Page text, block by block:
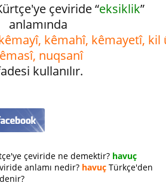
çeviride “eksiklik”
anlamında
kêmahî, kêmayetî, kil
nuqsanî
kullanılır.
çeviride ne demektir? havuç
anlamı nedir? havuç Türkçe'den